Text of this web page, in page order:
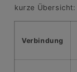
kurze Übersicht:
Verbindung